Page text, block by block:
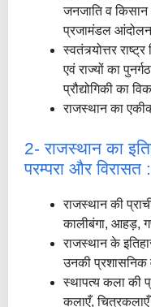
जनजाति व
प्रजामंडल आंदोलन
स्वतंत्र्योत्तर
एवं राज्यों का
प्रौद्योगिकी का
राजस्थान का
2- राजस्थान का
परम्परा और विरासत
राजस्थान की
कालीबंगा, आहड़,
राजस्थान के
उनकी प्रशासनिक
स्थापत्य कला की
कलाएँ,